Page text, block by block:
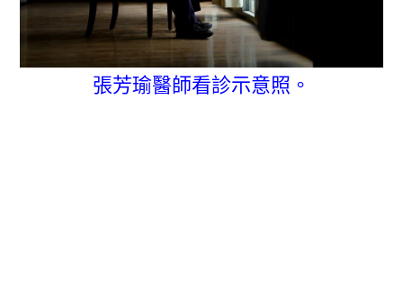
張芳瑜醫師看診示意照。